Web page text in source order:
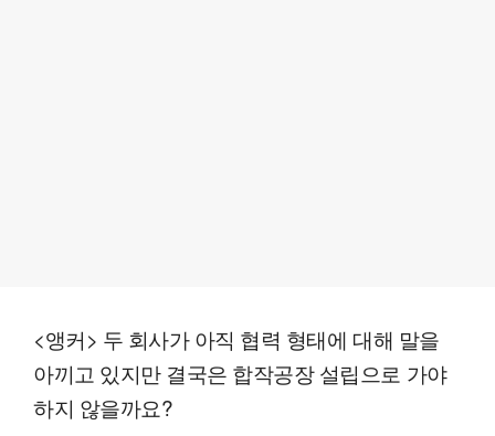
<앵커> 두 회사가 아직 협력 형태에 대해 말을
아끼고 있지만 결국은 합작공장 설립으로 가야
하지 않을까요?